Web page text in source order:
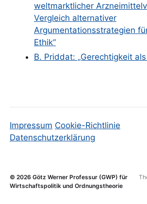
weltmarktlicher
Vergleich alternativer
Argumentationsstrategien
Ethik“
B. Priddat: „Gerechtigkeit
Impressum Cookie-Richtlinie
Datenschutzerklärung
© 2026 Götz Werner Professur (GWP) für
Wirtschaftspolitik und Ordnungstheorie